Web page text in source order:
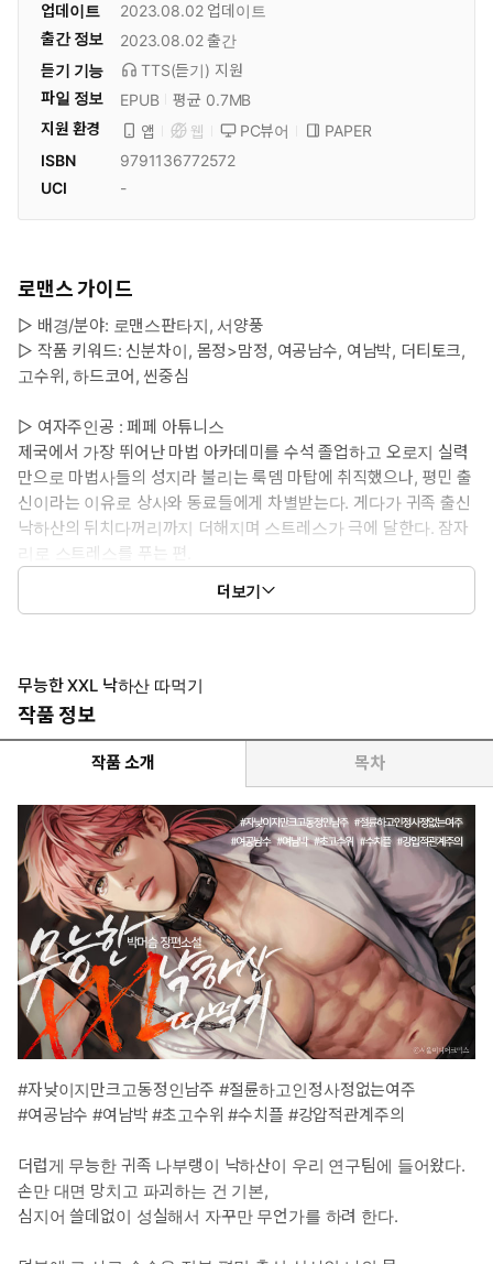
업데이트 2023.08.02업데이트
출간 정보
2023.08.02 출간
듣기 기능
TTS(듣기) 지원
파일 정보
EPUB
평균 0.7MB
지원 환경
앱 웹 PC뷰어
PAPER
ISBN
9791136772572
UCI
-
로맨스 가이드
▷ 배경/분야: 로맨스판타지, 서양풍
▷ 작품 키워드: 신분차이, 몸정>맘정, 여공남수, 여남박, 더티토크,
고수위, 하드코어, 씬중심
▷ 여자주인공 : 페페 아튜니스
제국에서 가장 뛰어난 마법 아카데미를 수석 졸업하고 오로지 실력
만으로 마법사들의 성지라 불리는 룩뎀 마탑에 취직했으나, 평민 출
신이라는 이유로 상사와 동료들에게 차별받는다. 게다가 귀족 출신
낙하산의 뒤치다꺼리까지 더해지며 스트레스가 극에 달한다. 잠자
리로 스트레스를 푸는 편.
#뇌섹녀 #절륜녀 #나쁜여자 #우월녀
트 후작에게 마법사로 인정받기 위해 룩뎀 마탑에서 3년 동안 버틸
것을 약속하고 마탑에 취직했다. 소심하고 자존감이 낮으며, 말을
더듬어 안팎으로 모자란 취급을 받는다. 극도로 무능력하지만 천성
은 선하고 성실하다. 눈물이 많은 편.
“페, 페페 씨라면…… 다 괜찮아요.”
#짝사랑남 #상처남 #동정남 #순진남 #조신남
▷ 공감 글귀
그녀는 자신 따위 안중에도 없었다. 하지만 이는 당연했다. 페페의
말대로라면 그는 일도 못 하는 무능하고 바보 같은 낙하산이었으니
까.
봐줄 만한 건 이 몸과 얼굴밖에…….
그래, 그녀는 자신의 멍청한 성격과 일머리를 몹시도 혐오했지만, 그
나마 이 몸뚱어리라면 기쁘게 봐주었다. 그렇다면 이걸 사용하면
되지 않을까.
“하고 싶어요.”
그는 목숨 줄에 매달리듯이 속삭였다.
“페페 씨와 하고 싶어요.”
그런 것이라면 그를 돌아봐 줄지도 몰랐다.
더보기
무능한 XXL 낙하산 따먹기
작품 정보
작품 소개 목차
#자낮이지만크고동정인남주 #절륜하고인정사정없는여주
#여공남수 #여남박 #초고수위 #수치플 #강압적관계주의
더럽게 무능한 귀족 나부랭이 낙하산이 우리 연구팀에 들어왔다.
손만 대면 망치고 파괴하는 건 기본,
심지어 쓸데없이 성실해서 자꾸만 무언가를 하려 한다.